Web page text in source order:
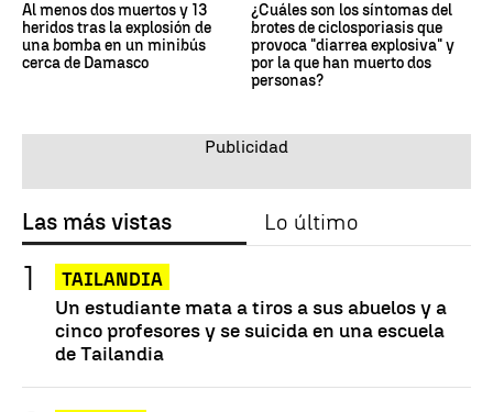
Al menos dos muertos y 13
heridos tras la explosión de
una bomba en un minibús
cerca de Damasco
¿Cuáles son los síntomas del
brotes de ciclosporiasis que
provoca "diarrea explosiva" y
por la que han muerto dos
personas?
Las más vistas Lo último
TAILANDIA
Un estudiante mata a tiros a sus abuelos y a
cinco profesores y se suicida en una escuela
de Tailandia